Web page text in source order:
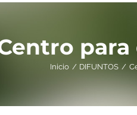
Inicio DIFUNTOS